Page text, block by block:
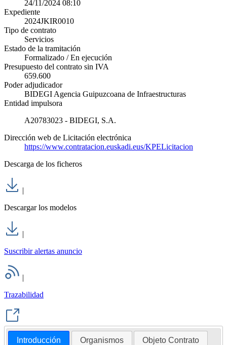
24/11/2024 08:10
Expediente
2024JKIR0010
Tipo de contrato
Servicios
Estado de la tramitación
Formalizado / En ejecución
Presupuesto del contrato sin IVA
659.600
Poder adjudicador
BIDEGI Agencia Guipuzcoana de Infraestructuras
Entidad impulsora
A20783023 - BIDEGI, S.A.
Dirección web de Licitación electrónica
https://www.contratacion.euskadi.eus/KPELicitacion
Descarga de los ficheros
|
Descargar los modelos
|
Suscribir alertas anuncio
|
Trazabilidad
Introducción Organismos Objeto Contrato